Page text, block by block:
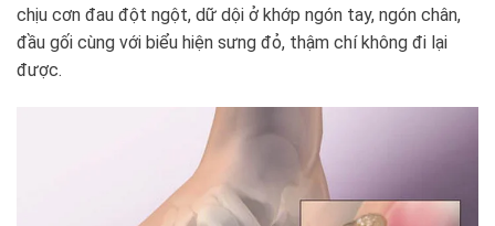
chịu cơn đau đột ngột, dữ dội ở khớp ngón tay, ngón chân,
đầu gối cùng với biểu hiện sưng đỏ, thậm chí không đi lại
được.